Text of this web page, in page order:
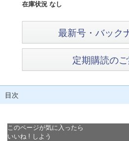
在庫状況 なし
最新号・バック
定期購読の
目次
このページが気に入ったら
いいね ! しよう